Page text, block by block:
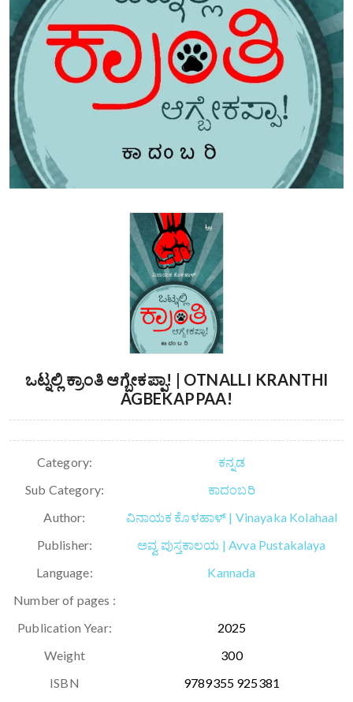
ಒಟ್ನಲ್ಲಿ ಕ್ರಾಂತಿ ಆಗ್ಬೇಕಪ್ಪಾ! | OTNALLI KRANTHI
AGBEKAPPAA!
Category:
ಕನ್ನಡ
Sub Category:
ಕಾದಂಬರಿ
Author:
ವಿನಾಯಕ ಕೊಳಹಾಳ್ | Vinayaka Kolahaal
Publisher:
ಅವ್ವ ಪುಸ್ತಕಾಲಯ | Avva Pustakalaya
Language:
Kannada
Number of pages :
Publication Year:
2025
Weight
300
ISBN
9789355 925381